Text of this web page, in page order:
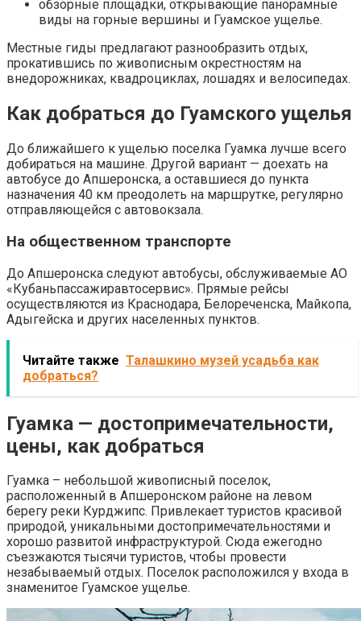
обзорные площадки, открывающие панорамные
виды на горные вершины и Гуамское ущелье.
Местные гиды предлагают разнообразить отдых,
прокатившись по живописным окрестностям на
внедорожниках, квадроциклах, лошадях и велосипедах.
Как добраться до Гуамского ущелья
До ближайшего к ущелью поселка Гуамка лучше всего
добираться на машине. Другой вариант — доехать на
автобусе до Апшеронска, а оставшиеся до пункта
назначения 40 км преодолеть на маршрутке, регулярно
отправляющейся с автовокзала.
На общественном транспорте
До Апшеронска следуют автобусы, обслуживаемые АО
«Кубаньпассажиравтосервис». Прямые рейсы
осуществляются из Краснодара, Белореченска, Майкопа,
Адыгейска и других населенных пунктов.
Читайте также Талашкино музей усадьба как
добраться?
Гуамка — достопримечательности,
цены, как добраться
Гуамка – небольшой живописный поселок,
расположенный в Апшеронском районе на левом
берегу реки Курджипс. Привлекает туристов красивой
природой, уникальными достопримечательностями и
хорошо развитой инфраструктурой. Сюда ежегодно
съезжаются тысячи туристов, чтобы провести
незабываемый отдых. Поселок расположился у входа в
знаменитое Гуамское ущелье.